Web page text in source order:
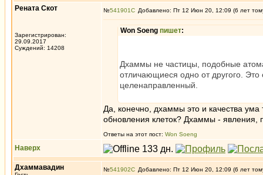
Рената Скот
Зарегистрирован:
29.09.2017
Суждений: 14208
№541901 Добавлено: Пт 12 Июн 20, 12:09 (6 лет
Won Soeng пишет:
Дхаммы не частицы, подобные
отличающиеся одно от другого.
целенаправленный.
Да, конечно, дхаммы это и качества
обновления клеток? Дхаммы - явления,
Ответы на этот пост: Won Soeng
Наверх
Дхаммавадин №541902 Добавлено: Пт 12 Июн 20, 12:09 (6 лет